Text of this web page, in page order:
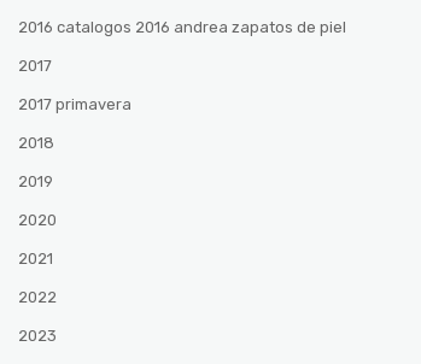
2016 catalogos 2016 andrea zapatos de piel
2017
2017 primavera
2018
2019
2020
2021
2022
2023